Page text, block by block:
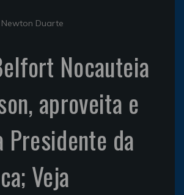
Newton Duarte
Nocauteia
aproveita e
Presidente da
Veja